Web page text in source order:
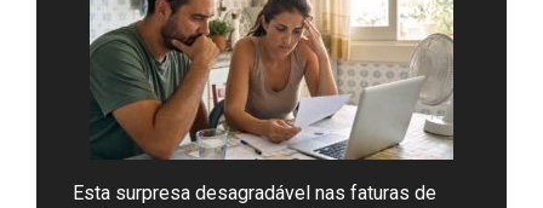
Esta surpresa desagradável nas faturas de